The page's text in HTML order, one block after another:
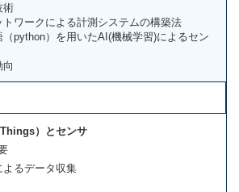
術
トワークによる計測システムの構築法
（python）を用いたAI(機械学習)によるセン
向
）とセンサ
るデータ収集